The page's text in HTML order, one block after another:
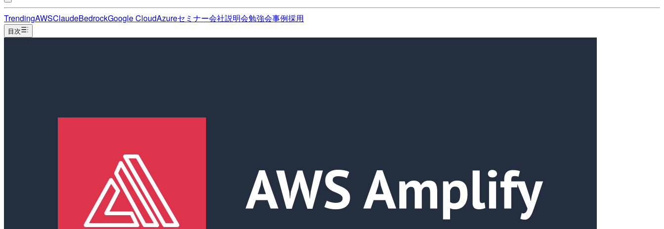
TrendingAWSClaudeBedrockGoogle CloudAzureセミナー会社説明会勉強会事例採用
目次